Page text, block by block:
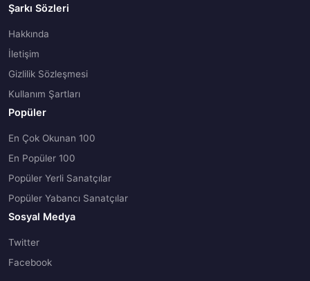
Şarkı Sözleri
Hakkında
İletişim
Gizlilik Sözleşmesi
Kullanım Şartları
Popüler
En Çok Okunan 100
En Popüler 100
Popüler Yerli Sanatçılar
Popüler Yabancı Sanatçılar
Sosyal Medya
Twitter
Facebook